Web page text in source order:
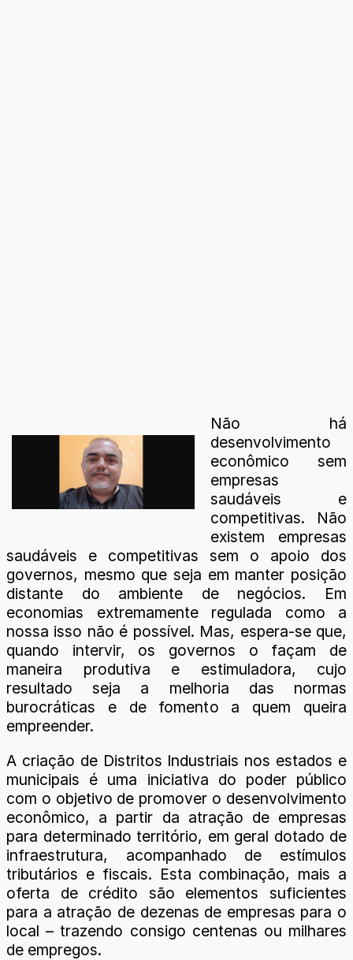
Não há
desenvolvimento
econômico sem
empresas
saudáveis e
competitivas. Não
existem empresas
saudáveis e competitivas sem o apoio dos
governos, mesmo que seja em manter posição
distante do ambiente de negócios. Em
economias extremamente regulada como a
nossa isso não é possível. Mas, espera-se que,
quando intervir, os governos o façam de
maneira produtiva e estimuladora, cujo
resultado seja a melhoria das normas
burocráticas e de fomento a quem queira
empreender.
A criação de Distritos Industriais nos estados e
municipais é uma iniciativa do poder público
com o objetivo de promover o desenvolvimento
econômico, a partir da atração de empresas
para determinado território, em geral dotado de
infraestrutura, acompanhado de estímulos
tributários e fiscais. Esta combinação, mais a
oferta de crédito são elementos suficientes
para a atração de dezenas de empresas para o
local – trazendo consigo centenas ou milhares
de empregos.